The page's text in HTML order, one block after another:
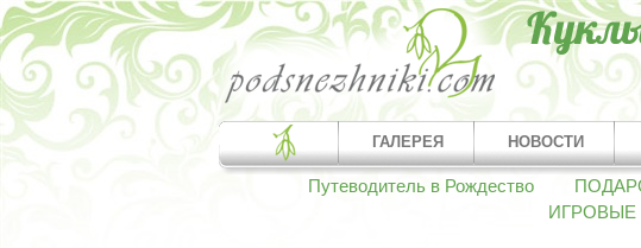
ГАЛЕРЕЯ НОВОСТИ
Путеводитель в Рождество
ИГРОВЫЕ